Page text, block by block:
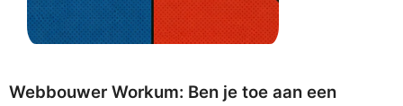
Webbouwer Workum: Ben je toe aan een